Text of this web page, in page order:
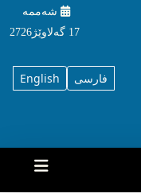
شه‌ممه‌
17 گه‌لاوێژ2726
English فارسی